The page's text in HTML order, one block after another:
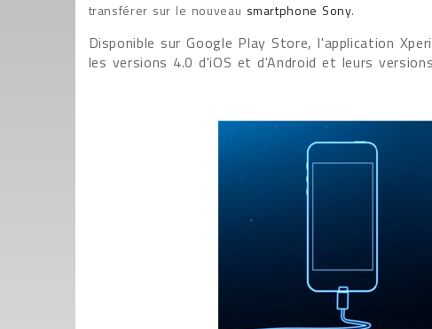
transférer sur le nouveau smartphone Sony.
Disponible sur Google Play Store, l'application
les versions 4.0 d'iOS et d'Android et leurs